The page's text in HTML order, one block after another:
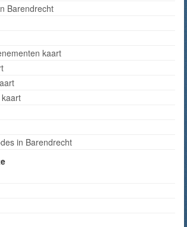
Barendrecht
kaart
in Barendrecht